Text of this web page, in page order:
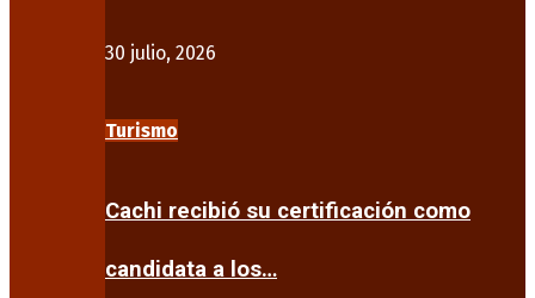
30 julio, 2026
Turismo
Cachi recibió su certificación como
candidata a los…